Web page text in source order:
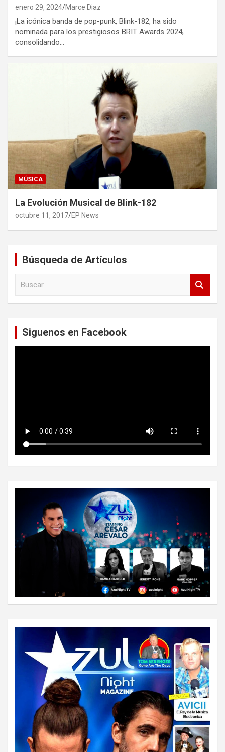
enero 29, 2024 Marce Diaz
¡La icónica banda de pop-punk, Blink-182, ha sido
nominada para los prestigiosos BRIT Awards 2024,
consolidando…
MÚSICA
La Evolución Musical de Blink-182
octubre 11, 2017 EP News
Búsqueda de Artículos
Siguenos en Facebook